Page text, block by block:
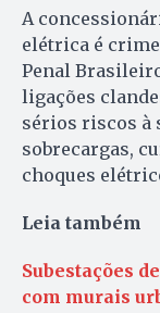
A
elétrica é
Penal
ligações
sérios riscos à
sobrecargas,
choques
Leia também
Subestações
com murais